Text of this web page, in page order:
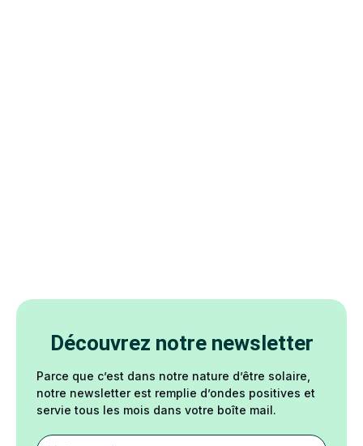
Découvrez notre newsletter
Parce que c’est dans notre nature d’être solaire,
notre newsletter est remplie d’ondes positives et
servie tous les mois dans votre boîte mail.